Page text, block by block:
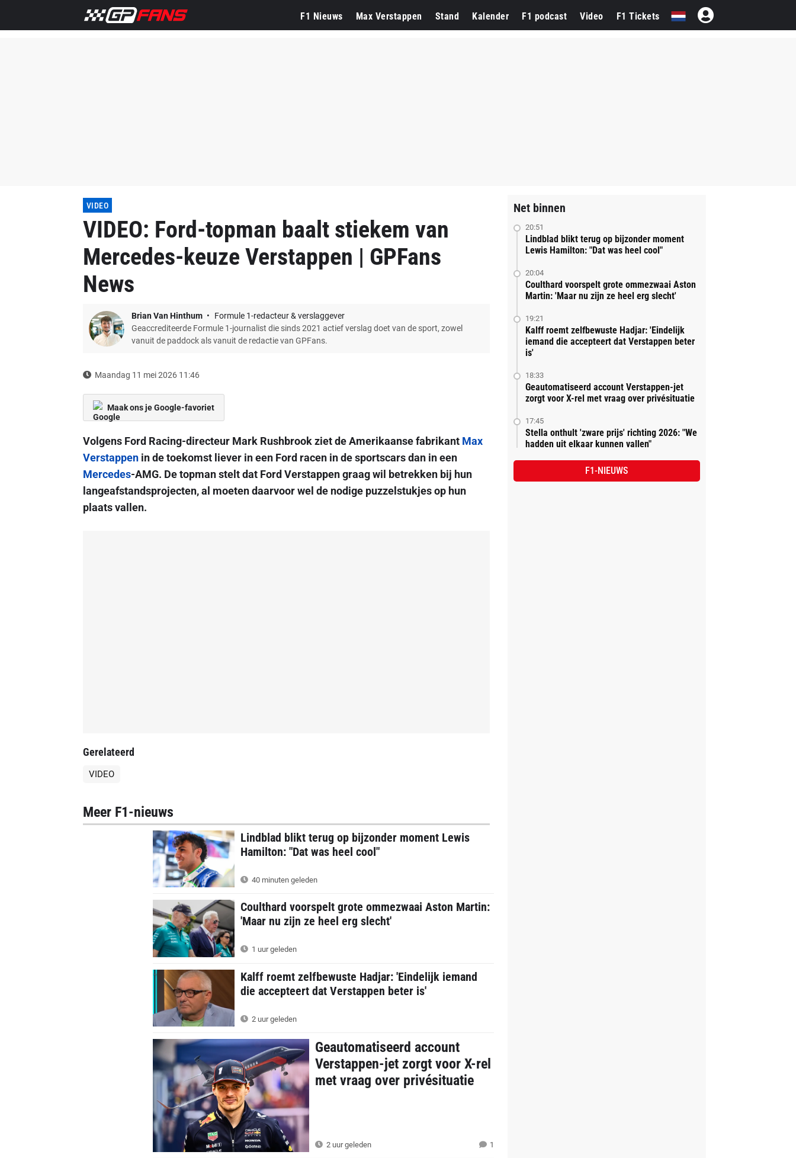
F1 Nieuws Max Verstappen Stand Kalender F1 podcast Video F1 Tickets
VIDEO
VIDEO: Ford-topman baalt stiekem van
Mercedes-keuze Verstappen | GPFans
News
Brian Van Hinthum
Formule 1-redacteur & verslaggever
Geaccrediteerde Formule 1-journalist die sinds 2021 actief verslag doet van de sport, zowel
vanuit de paddock als vanuit de redactie van GPFans.
Maandag 11 mei 2026 11:46
Maak ons je Google-favoriet
Volgens Ford Racing-directeur Mark Rushbrook ziet de Amerikaanse fabrikant Max
Verstappenin de toekomst liever in een Ford racen in de sportscars dan in een
Mercedes-AMG. De topman stelt dat Ford Verstappen graag wil betrekken bij hun
langeafstandsprojecten, al moeten daarvoor wel de nodige puzzelstukjes op hun
plaats vallen.
Gerelateerd
VIDEO
Meer F1-nieuws
Lindblad blikt terug op bijzonder moment Lewis
Hamilton: "Dat was heel cool"
40 minuten geleden
Coulthard voorspelt grote ommezwaai Aston Martin:
'Maar nu zijn ze heel erg slecht'
1 uur geleden
Kalff roemt zelfbewuste Hadjar: 'Eindelijk iemand
die accepteert dat Verstappen beter is'
2 uur geleden
Geautomatiseerd account
Verstappen-jet zorgt voor X-rel
met vraag over privésituatie
2 uur geleden 1
Net binnen
20:51
Lindblad blikt terug op bijzonder moment
Lewis Hamilton: "Dat was heel cool"
20:04
Coulthard voorspelt grote ommezwaai Aston
Martin: 'Maar nu zijn ze heel erg slecht'
19:21
Kalff roemt zelfbewuste Hadjar: 'Eindelijk
iemand die accepteert dat Verstappen beter
is'
18:33
Geautomatiseerd account Verstappen-jet
zorgt voor X-rel met vraag over privésituatie
17:45
Stella onthult 'zware prijs' richting 2026: "We
hadden uit elkaar kunnen vallen"
F1-NIEUWS